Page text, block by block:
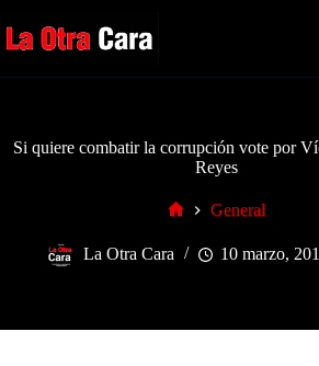
al
contenido
Si quiere combatir la corrupción vote por
Reyes
General
La Otra Cara 10 marzo,